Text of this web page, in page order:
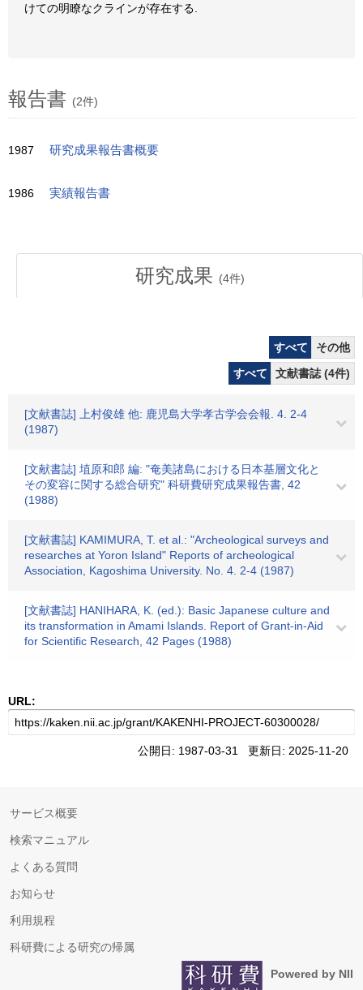
けての明瞭なクラインが存在する.
報告書 (2件)
1987 研究成果報告書概要
1986 実績報告書
研究成果 (4件)
すべて
その他
すべて
文献書誌 (4件)
[文献書誌] 上村俊雄 他: 鹿児島大学孝古学会会報. 4. 2-4
(1987)
[文献書誌] 埴原和郎 編: "奄美諸島における日本基層文化と
その変容に関する総合研究" 科研費研究成果報告書, 42
(1988)
[文献書誌] KAMIMURA, T. et al.: "Archeological surveys and
researches at Yoron Island" Reports of archeological
Association, Kagoshima University. No. 4. 2-4 (1987)
[文献書誌] HANIHARA, K. (ed.): Basic Japanese culture and
its transformation in Amami Islands. Report of Grant-in-Aid
for Scientific Research, 42 Pages (1988)
URL:
公開日: 1987-03-31 更新日: 2025-11-20
サービス概要
検索マニュアル
よくある質問
お知らせ
利用規程
科研費による研究の帰属
Powered by NII